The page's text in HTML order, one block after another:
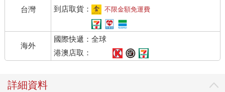
台灣
到店取貨：
不限金額免運費
海外
國際快遞：全球
港澳店取：
詳細資料